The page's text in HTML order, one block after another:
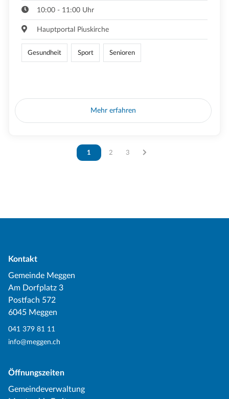
10:00 - 11:00 Uhr
Hauptportal Piuskirche
Gesundheit Sport Senioren
Mehr erfahren
Vous êtes sur la page
1 Vous êtes sur la page
2 Vous êtes sur la page
3
Kontakt
Gemeinde Meggen
Am Dorfplatz 3
Postfach 572
6045 Meggen
041 379 81 11
info@meggen.ch
Öffnungszeiten
Gemeindeverwaltung